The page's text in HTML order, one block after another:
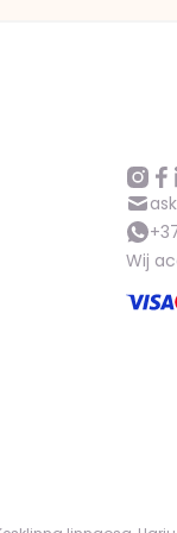
Wij